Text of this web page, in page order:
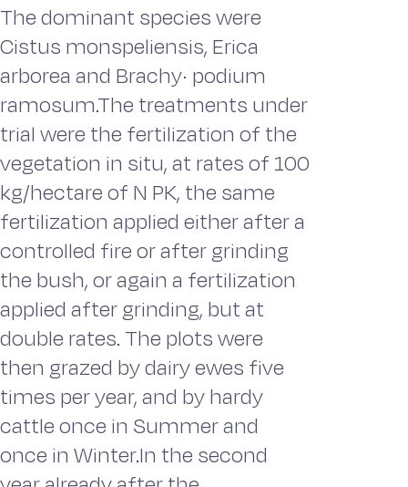
The dominant species were
Cistus monspeliensis, Erica
arborea and Brachy· podium
ramosum.The treatments under
trial were the fertilization of the
vegetation in situ, at rates of 100
kg/hectare of N PK, the same
fertilization applied either after a
controlled fire or after grinding
the bush, or again a fertilization
applied after grinding, but at
double rates. The plots were
then grazed by dairy ewes five
times per year, and by hardy
cattle once in Summer and
once in Winter.In the second